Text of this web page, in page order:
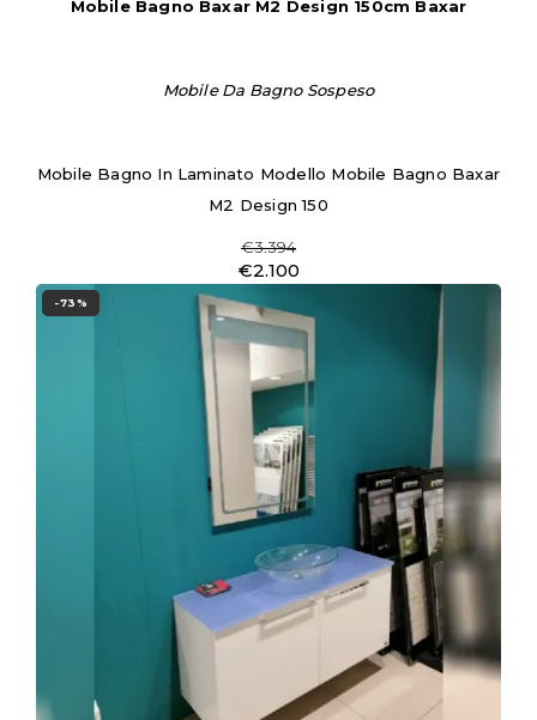
Mobile Bagno Baxar M2 Design 150cm Baxar
Mobile Da Bagno Sospeso
Mobile Bagno In Laminato Modello Mobile Bagno Baxar
M2 Design 150
€3.394
€2.100
-73%